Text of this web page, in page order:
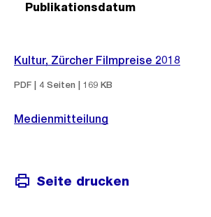
Publikationsdatum
Kultur, Zürcher Filmpreise 2018
PDF | 4 Seiten | 169 KB
Medienmitteilung
Seite drucken